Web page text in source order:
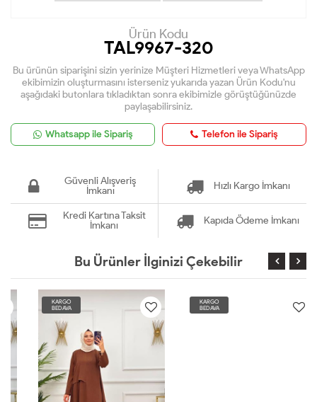
Ürün Kodu
TAL9967-320
Bu ürünün siparişini sizin yerinize Müşteri Hizmetleri veya WhatsApp
ekibimizin oluşturmasını isterseniz yukarıda yazan Ürün Kodu'nu
aşağıdaki butonlara tıkladıktan sonra ekibimizle görüştüğünüzde
paylaşabilirsiniz.
Whatsapp ile Sipariş Telefon ile Sipariş
Güvenli Alışveriş
İmkanı
Hızlı Kargo İmkanı
Kredi Kartına Taksit
İmkanı
Kapıda Ödeme İmkanı
Bu Ürünler İlginizi Çekebilir
KARGO
BEDAVA
KARGO
BEDAVA